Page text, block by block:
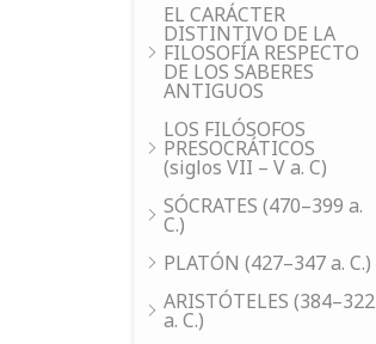
EL CARÁCTER
DISTINTIVO DE LA
FILOSOFÍA RESPECTO
DE LOS SABERES
ANTIGUOS
LOS FILÓSOFOS
PRESOCRÁTICOS
(siglos VII – V a. C)
SÓCRATES (470–399 a.
C.)
PLATÓN (427–347 a. C.)
ARISTÓTELES (384–322
a. C.)